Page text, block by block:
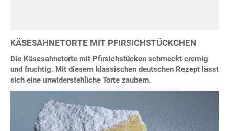
KÄSESAHNETORTE MIT PFIRSICHSTÜCKCHEN
Die Käsesahnetorte mit Pfirsichstücken schmeckt cremig
und fruchtig. Mit diesem klassischen deutschen Rezept lässt
sich eine unwiderstehliche Torte zaubern.